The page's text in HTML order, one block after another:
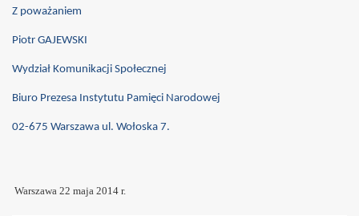
Z poważaniem
Piotr GAJEWSKI
Wydział Komunikacji Społecznej
Biuro Prezesa Instytutu Pamięci Narodowej
02-675 Warszawa ul. Wołoska 7.
Warszawa 22 maja 2014 r.